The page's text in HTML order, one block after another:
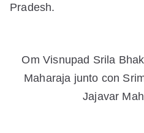
Pradesh.
Om Visnupad Srila
Maharaja junto con
Jajavar